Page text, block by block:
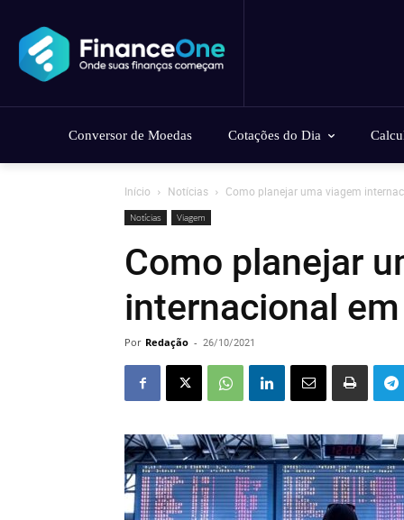
Conversor de Moedas Cotações do Dia
Início Notícias Como planejar uma viagem
Notícias Viagem
Como planejar
internacional
Por Redação - 26/10/2021